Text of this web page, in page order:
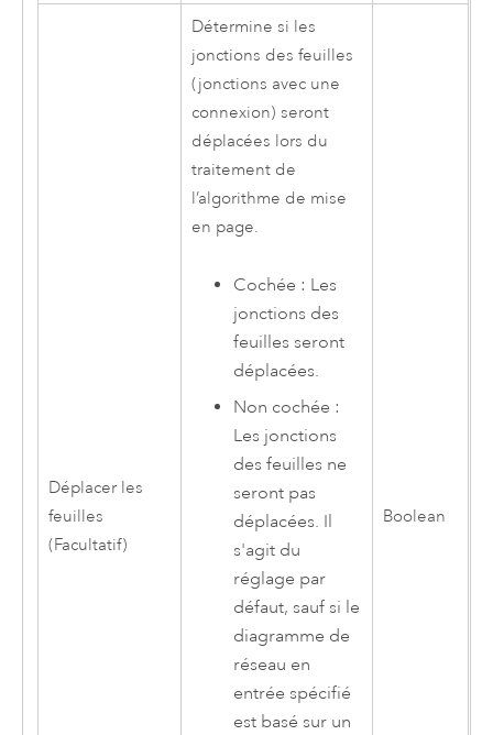
Déplacer les
feuilles
(Facultatif)
Détermine si les
jonctions des feuilles
(jonctions avec une
connexion) seront
déplacées lors du
traitement de
l’algorithme de mise
en page.
Cochée : Les
jonctions des
feuilles seront
déplacées.
Non cochée :
Les jonctions
des feuilles ne
seront pas
déplacées. Il
s'agit du
réglage par
défaut, sauf si le
diagramme de
réseau en
entrée spécifié
est basé sur un
Boolean